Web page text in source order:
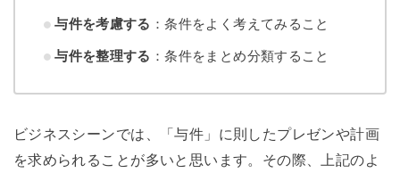
与件を考慮する ：条件をよく考えてみること
与件を整理する ：条件をまとめ分類すること
ビジネスシーンでは、「与件」に則したプレゼンや計画
を求められることが多いと思います。その際、上記のよ